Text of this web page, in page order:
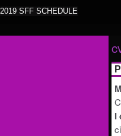
2019 SFF SCHEDULE
I